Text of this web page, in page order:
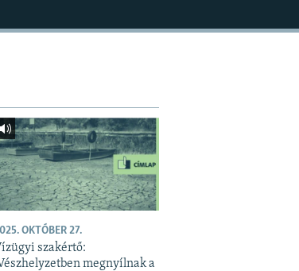
OKTÓBER 27.
szakértő:
megnyílnak a